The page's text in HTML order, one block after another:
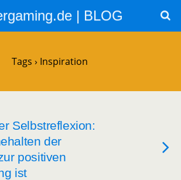
| BLOG
Tags › Inspiration
Selbstreflexion:
der
positiven
ist